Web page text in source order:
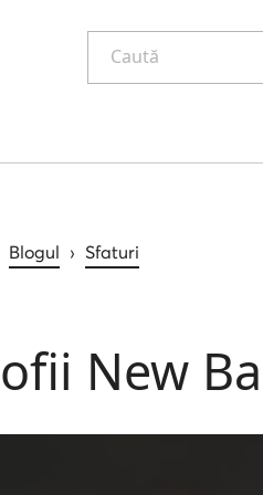
Caută
Blogul › Sfaturi
New